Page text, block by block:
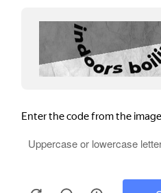
до -50%
-70%
129 руб
цены
руб
товары
20% по промокоду